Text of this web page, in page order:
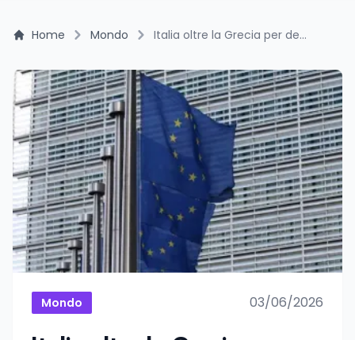
Home Mondo Italia oltre la Grecia per debito mentre la Bce stringe sui tassi
Mondo 03/06/2026